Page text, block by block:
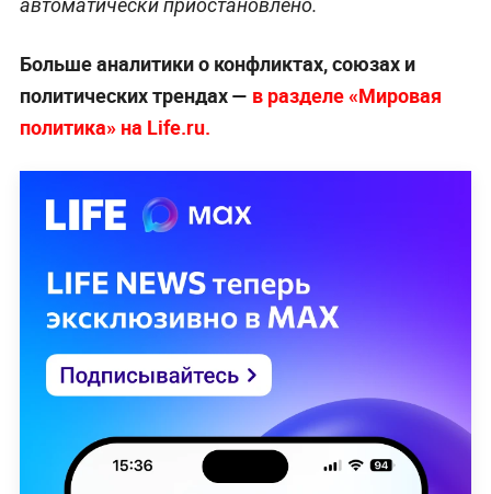
автоматически приостановлено.
Больше аналитики о конфликтах, союзах и
политических трендах — в разделе «Мировая
политика» на Life.ru.